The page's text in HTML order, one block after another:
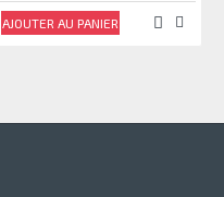
AJOUTER AU PANIER